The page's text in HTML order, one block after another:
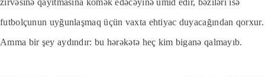
zirvəsinə qayıtmasına kömək edəcəyinə ümid edir, bəziləri isə
futbolçunun uyğunlaşmaq üçün vaxta ehtiyac duyacağından qorxur.
Amma bir şey aydındır: bu hərəkətə heç kim biganə qalmayıb.